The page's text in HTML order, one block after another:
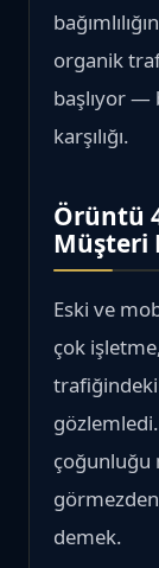
organik
başlıyor —
karşılığı.
Örüntü
Müşteri
Eski ve
çok
trafiğindeki
çoğunluğu
demek.